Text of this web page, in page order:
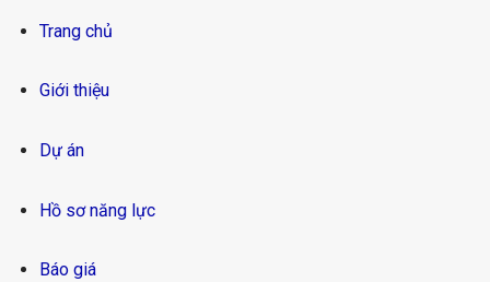
Trang chủ
Giới thiệu
Dự án
Hồ sơ năng lực
Báo giá